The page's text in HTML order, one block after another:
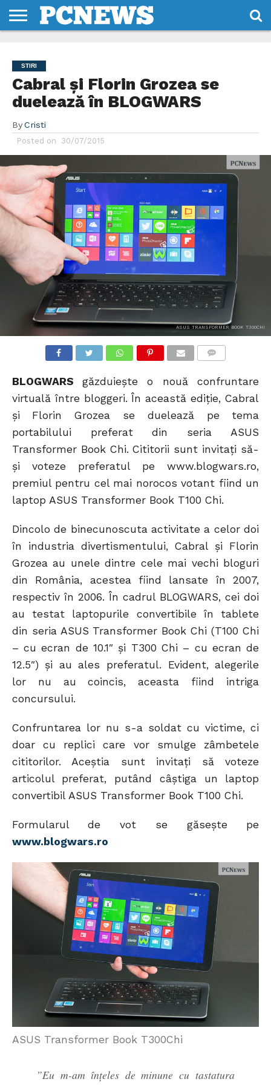
NOI
SI
CONDITII
STIRI
Cabral și Florin Grozea se
duelează în BLOGWARS
By Cristi
Posted on 30/07/2015
ASUS TRANSFORMER BOOK T300CHI
BLOGWARSgăzduiește o nouă confruntare
virtuală între bloggeri. În această ediție, Cabral
și Florin Grozea se duelează pe tema
portabilului preferat din seria ASUS
Transformer Book Chi. Cititorii sunt invitați să-
și voteze preferatul pe www.blogwars.ro,
premiul pentru cel mai norocos votant fiind un
laptop ASUS Transformer Book T100 Chi.
Dincolo de binecunoscuta activitate a celor doi
în industria divertismentului, Cabral și Florin
Grozea au unele dintre cele mai vechi bloguri
din România, acestea fiind lansate în 2007,
respectiv în 2006. În cadrul BLOGWARS, cei doi
au testat laptopurile convertibile în tablete
din seria ASUS Transformer Book Chi (T100 Chi
– cu ecran de 10.1″ și T300 Chi – cu ecran de
12.5″) și au ales preferatul. Evident, alegerile
lor nu au coincis, aceasta fiind intriga
concursului.
Confruntarea lor nu s-a soldat cu victime, ci
doar cu replici care vor smulge zâmbetele
cititorilor. Aceștia sunt invitați să voteze
articolul preferat, putând câștiga un laptop
convertibil ASUS Transformer Book T100 Chi.
Formularul de vot se găsește pe
www.blogwars.ro
ASUS Transformer Book T300Chi
”Eu m-am înțeles de minune cu tastatura